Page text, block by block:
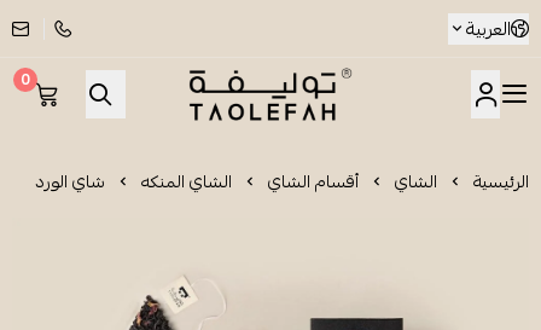
العربية
شاي توليفة
0
الرئيسية الشاي أقسام الشاي الشاي المنكه شاي الورد